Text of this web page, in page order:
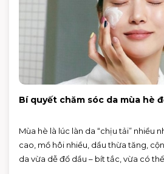
Bí quyết chăm sóc da mùa hè
Mùa hè là lúc làn da “chịu tải” nhiều
cao, mồ hôi nhiều, dầu thừa tăng,
da vừa dễ đổ dầu – bít tắc, vừa có